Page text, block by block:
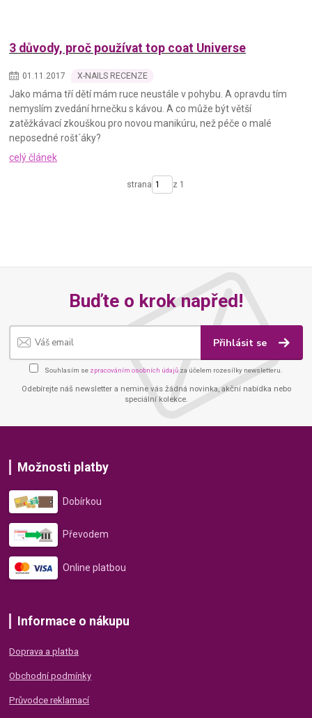
3 důvody, proč používat top coat Universe
01 11 2017 X-NAILS RECENZE
Jako máma tří dětí mám ruce neustále v pohybu. A opravdu tím
nemyslím zvedání hrnečku s kávou. A co může být větší
zatěžkávací zkouškou pro novou manikúru, než péče o malé
neposedné rošt´áky?
celý článek
strana z 1
Buďte o krok napřed!
Přihlásit se
Souhlasím se zpracováním osobních údajů za účelem rozesílky newsletteru.
Odebírejte náš newsletter a nemine vás žádná novinka, akční nabídka nebo
speciální kolekce.
Možnosti platby
Dobírkou
Převodem
Online platbou
Informace o nákupu
Doprava a platba
Obchodní podmínky
Průvodce reklamací